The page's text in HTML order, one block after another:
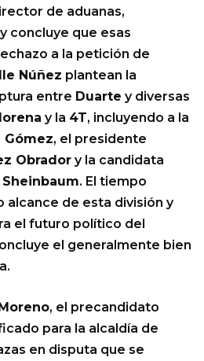
de aduanas,
concluye que esas
a la petición de
Núñez plantean la
entre Duarte y diversas
y la 4T, incluyendo a la
Gómez, el presidente
Obrador y la candidata
. El tiempo
alcance de esta división y
el futuro político del
el generalmente bien
, el precandidato
para la alcaldía de
en disputa que se